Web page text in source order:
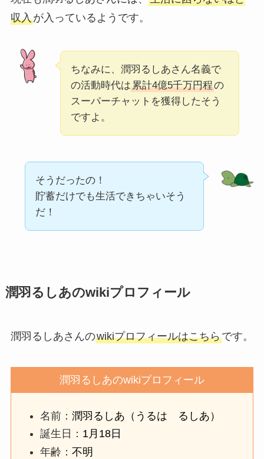
収入が入っているようです。
ちなみに、潤羽るしあさん名義で
の活動時代は累計4億5千万円程の
スーパーチャットを獲得したそう
ですよ。
そうだったの！
貯蓄だけでも生活できちゃいそう
だ！
潤羽るしあのwikiプロフィール
潤羽るしあさんのwikiプロフィールはこちらです。
潤羽るしあのwikiプロフィール
名前：潤羽るしあ（うるは るしあ）
誕生日： 1月18日
年齢：不明